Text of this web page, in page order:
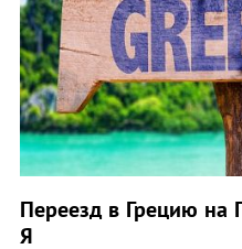
Переезд в Грецию
Я